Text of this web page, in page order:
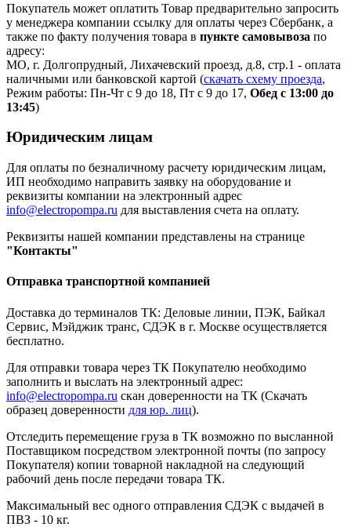
Покупатель может оплатить Товар предварительно запросить
у менеджера компании ссылку для оплаты через Сбербанк, а
также по факту получения товара в пункте самовывоза по
адресу:
МО, г. Долгопрудный, Лихачевский проезд, д.8, стр.1 - оплата
наличными или банковской картой (скачать схему проезда,
Режим работы: Пн-Чт с 9 до 18, Пт с 9 до 17, Обед с 13:00 до
13:45)
Юридическим лицам
Для оплаты по безналичному расчету юридическим лицам,
ИП необходимо направить заявку на оборудование и
реквизиты компании на электронный адрес
info@electropompa.ru для выставления счета на оплату.
Реквизиты нашей компании представлены на странице
"Контакты"
Отправка транспортной компанией
Доставка до терминалов ТК: Деловые линии, ПЭК, Байкал
Сервис, Мэйджик транс, СДЭК в г. Москве осуществляется
бесплатно.
Для отправки товара через ТК Покупателю необходимо
заполнить и выслать на электронный адрес:
info@electropompa.ru скан доверенности на ТК (Скачать
образец доверенности для юр. лиц).
Отследить перемещение груза в ТК возможно по высланной
Поставщиком посредством электронной почты (по запросу
Покупателя) копии товарной накладной на следующий
рабочий день после передачи товара ТК.
Максимальный вес одного отправления СДЭК с выдачей в
ПВЗ - 10 кг.